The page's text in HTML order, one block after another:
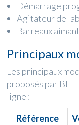
Démarrage
Agitateur de
Barreaux
Principaux
Les principaux
proposés par
ligne :
Référence